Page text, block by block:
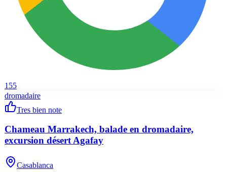
155
dromadaire
Tres bien note
Chameau Marrakech, balade en dromadaire,
excursion désert Agafay
Casablanca